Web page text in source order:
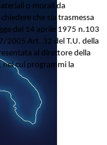
o morali da
che sia trasmessa
del 14 aprile 1975 n.103
2005 Art. 32 del T.U. della
al direttore della
nei cui programmi la